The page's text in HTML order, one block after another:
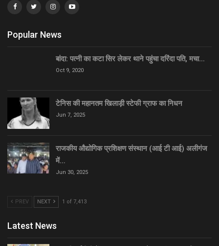
Popular News
बांदा: पत्नी का कटा सिर लेकर थाने पहुंचा दरिंदा पति, मचा…
Oct 9, 2020
टेनिस की महानतम खिलाड़ी स्टेफी ग्राफ का निधन
Jun 7, 2025
राजकीय औद्योगिक प्रशिक्षण संस्थान (आई टी आई) अलीगंज
में…
Jun 30, 2025
PREV NEXT 1 of 7,413
Latest News